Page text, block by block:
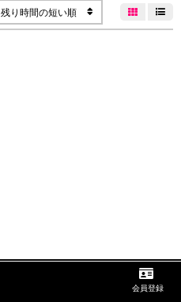
残り時間の短い順
 

会員登録